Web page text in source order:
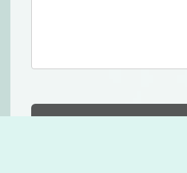
Αποστολή